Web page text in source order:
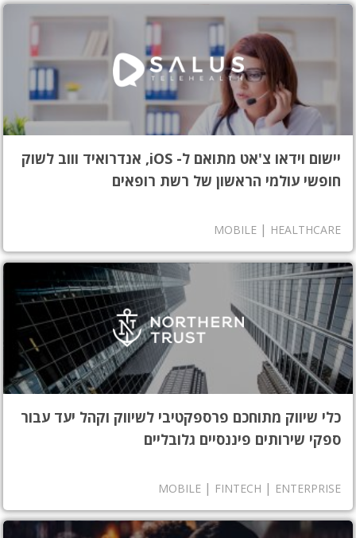
יישום וידאו צ'אט מתואם ל- iOS, אנדרואיד וווב לשוק
חופשי עולמי הראשון של רשת רופאים
HEALTHCARE
|
MOBILE
כלי שיווק מתוחכם פרספקטיבי לשיווק וקהל יעד עבור
ספקי שירותים פיננסיים גלובליים
ENTERPRISE
|
FINTECH
|
MOBILE